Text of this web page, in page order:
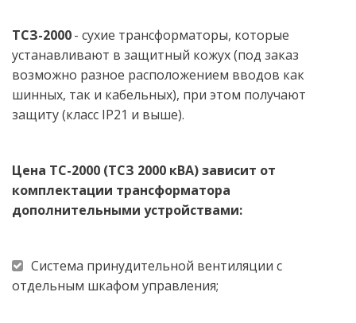
ТСЗ-2000 - сухие трансформаторы, которые
устанавливают в защитный кожух (под заказ
возможно разное расположением вводов как
шинных, так и кабельных), при этом получают
защиту (класс IP21 и выше).
Цена ТС-2000 (ТСЗ 2000 кВА) зависит от
комплектации трансформатора
дополнительными устройствами:
Система принудительной вентиляции с
отдельным шкафом управления;